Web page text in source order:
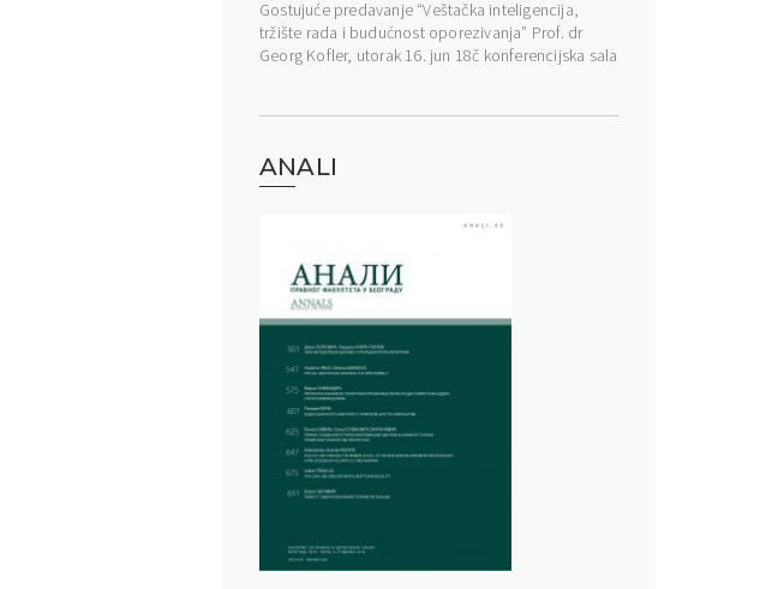
Gostujuće predavanje “Veštačka inteligencija,
tržište rada i budućnost oporezivanja” Prof. dr
Georg Kofler, utorak 16. jun 18č konferencijska sala
ANALI